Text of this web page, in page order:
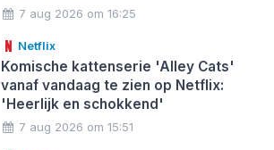
7 aug 2026 om 16:25
Netflix
Komische kattenserie 'Alley Cats'
vanaf vandaag te zien op Netflix:
'Heerlijk en schokkend'
7 aug 2026 om 15:51